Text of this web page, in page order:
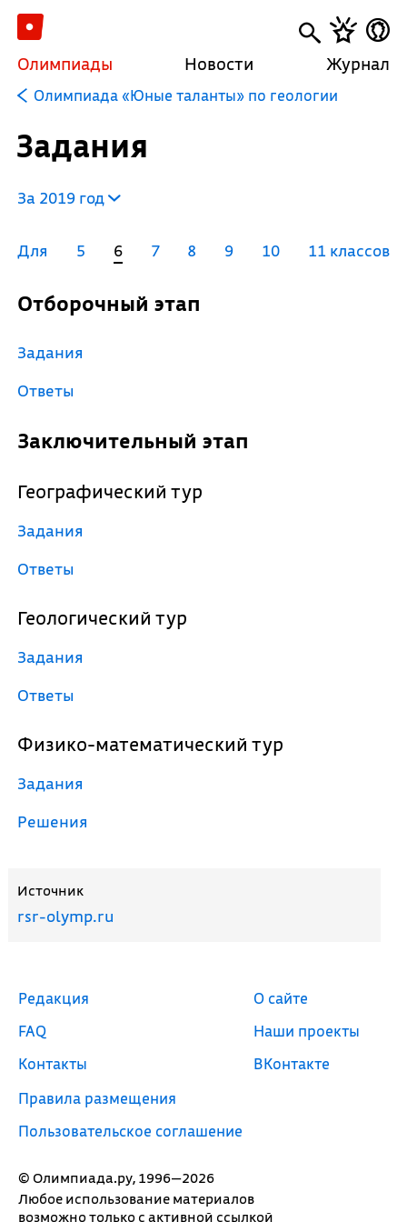
Олимпиады Новости Журнал
Олимпиада «Юные таланты» по геологии
Задания
За 2019 год
Для 5 6 7 8 9 10 11 классов
Отборочный этап
Задания
Ответы
Заключительный этап
Географический тур
Задания
Ответы
Геологический тур
Задания
Ответы
Физико-математический тур
Задания
Решения
Источник
rsr-olymp.ru
© Олимпиада.ру, 1996—2026
Любое использование материалов
возможно только с активной ссылкой
Редакция
FAQ
Контакты
Правила размещения
Пользовательское соглашение
О сайте
Наши проекты
ВКонтакте